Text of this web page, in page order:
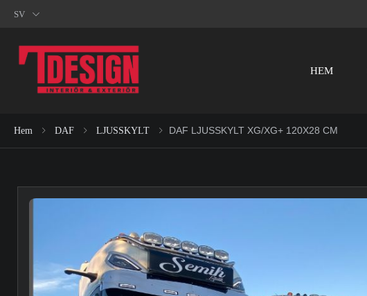
SV
HEM
Hem DAF LJUSSKYLT DAF LJUSSKYLT XG/XG+ 120X28 CM